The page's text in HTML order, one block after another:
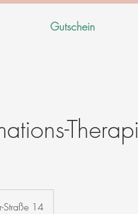
Gutschein
Straße 14